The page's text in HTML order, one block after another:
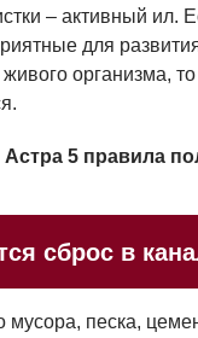
– активный ил.
для
организма, то
5 правила
сброс в
мусора, песка,